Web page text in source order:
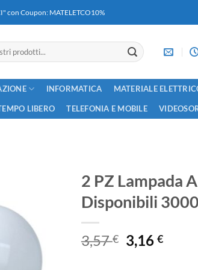
con Coupon: MATELETCO10%
INFORMATICA MATERIALE
LIBERO TELEFONIA E MOBILE
2 PZ Lampada
Disponibili
3,57€ Il
prezzo
3,16€Il